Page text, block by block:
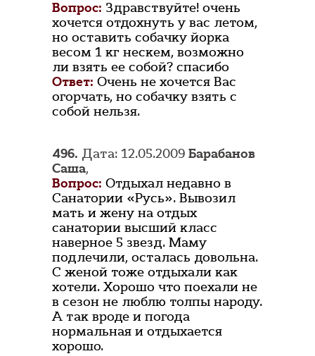
Вопрос: Здравствуйте! очень
хочется отдохнуть у вас летом,
но оставить собачку йорка
весом 1 кг нескем, возможно
ли взять ее собой? спасибо
Ответ: Очень не хочется Вас
огорчать, но собачку взять с
собой нельзя.
496. Дата: 12.05.2009 Барабанов
Саша,
Вопрос: Отдыхал недавно в
Санатории «Русь». Вывозил
мать и жену на отдых
санатории высший класс
наверное 5 звезд. Маму
подлечили, осталась довольна.
С женой тоже отдыхали как
хотели. Хорошо что поехали не
в сезон не люблю толпы народу.
А так вроде и погода
нормальная и отдыхается
хорошо.